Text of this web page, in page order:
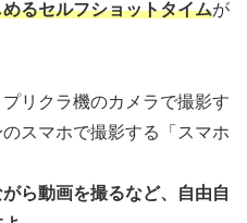
るセルフショットタイムが
リクラ機のカメラで撮影す
スマホで撮影する「スマホ
ら動画を撮るなど、自由自